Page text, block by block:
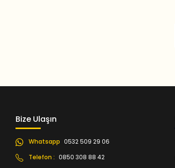
Bize Ulaşın
Whatsapp 0532 509 29 06
Telefon : 0850 308 88 42